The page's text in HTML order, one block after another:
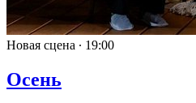
Новая сцена ∙ 19:00
Осень